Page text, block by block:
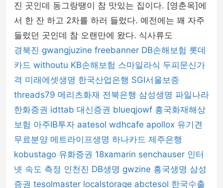
진 곳인데 동그랑땡이 참 맛있는 집이다. [영춘옥]에
서 한 잔 하고 2차를 하러 들렀다. 예전에는 꽤 자주
들렀던 곳인데 참 오랜만에 왔다. 식사류도
경북진 gwangjuzine freebanner DB손해보험 롯데
카드 withoutu KB손해보험 스마일라식 두피문신가
격 미래에셋생명 한국산업은행 SGI서울보증
threads79 메리츠화재 전북은행 삼성생명 파일나라
한화증권 idttab 대신증권 blueqjowf 흥국화재해상
보험 아주IB투자 aatesol wdhcafe apollox 유기견
무료분양 메트라이프생명 하나카드 제주은행
kobustago 유화증권 18xamarin senchauser 인터
넷 속도 측정 인천진 DB생명 gwzine 흥국생명 삼성
증권 tesolmaster localstorage abctesol 한국수출